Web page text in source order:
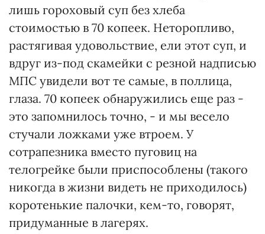
лишь гороховый суп без хлеба
стоимостью в 70 копеек. Неторопливо,
растягивая удовольствие, ели этот суп, и
вдруг из-под скамейки с резной надписью
МПС увидели вот те самые, в поллица,
глаза. 70 копеек обнаружились еще раз -
это запомнилось точно, - и мы весело
стучали ложками уже втроем. У
сотрапезника вместо пуговиц на
телогрейке были приспособлены (такого
никогда в жизни видеть не приходилось)
коротенькие палочки, кем-то, говорят,
придуманные в лагерях.